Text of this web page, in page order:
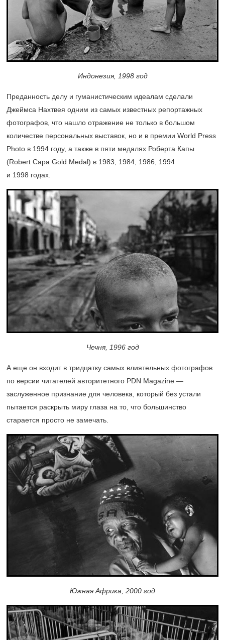
Индонезия, 1998 год
Преданность делу и гуманистическим идеалам сделали
Джеймса Нахтвея одним из самых известных репортажных
фотографов, что нашло отражение не только в большом
количестве персональных выставок, но и в премии World Press
Photo в 1994 году, а также в пяти медалях Роберта Капы
(Robert Capa Gold Medal) в 1983, 1984, 1986, 1994
и 1998 годах.
Чечня, 1996 год
А еще он входит в тридцатку самых влиятельных фотографов
по версии читателей авторитетного PDN Magazine —
заслуженное признание для человека, который без устали
пытается раскрыть миру глаза на то, что большинство
старается просто не замечать.
Южная Африка, 2000 год